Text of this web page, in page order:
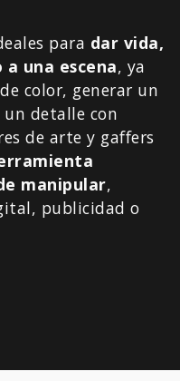
para dar vida,
una escena, ya
color, generar un
detalle con
de arte y gaffers
manipular,
publicidad o